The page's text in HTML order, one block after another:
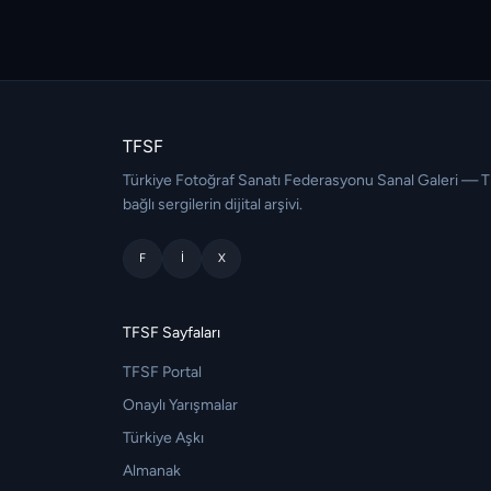
TFSF
Türkiye Fotoğraf Sanatı Federasyonu Sanal Galeri —
bağlı sergilerin dijital arşivi.
F I X
TFSF Sayfaları
TFSF Portal
Onaylı Yarışmalar
Türkiye Aşkı
Almanak